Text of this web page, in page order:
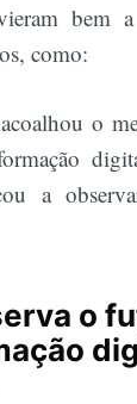
bem
como:
o
a
o